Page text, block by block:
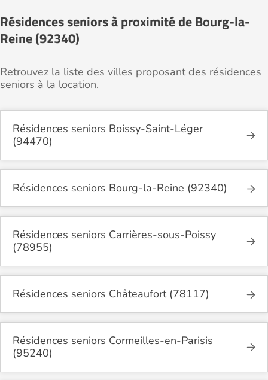
Résidences seniors à proximité de Bourg-la-
Reine (92340)
Retrouvez la liste des villes proposant des résidences
seniors à la location.
Résidences seniors Boissy-Saint-Léger
(94470)
Résidences seniors Bourg-la-Reine (92340)
Résidences seniors Carrières-sous-Poissy
(78955)
Résidences seniors Châteaufort (78117)
Résidences seniors Cormeilles-en-Parisis
(95240)